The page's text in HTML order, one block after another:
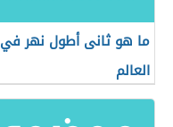
ما هو ثانى أطول نهر في
العالم